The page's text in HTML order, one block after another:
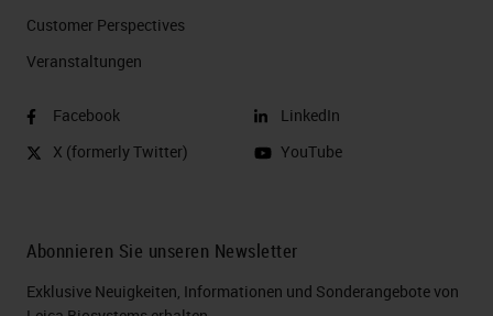
Customer Perspectives​
Veranstaltungen
Facebook
X (formerly Twitter)
LinkedIn
YouTube
Abonnieren Sie unseren Newsletter
Exklusive Neuigkeiten, Informationen und Sonderangebote von